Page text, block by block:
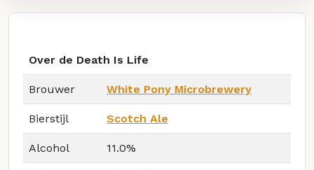
Over de Death Is Life
Brouwer White Pony Microbrewery
Bierstijl Scotch Ale
Alcohol 11.0%